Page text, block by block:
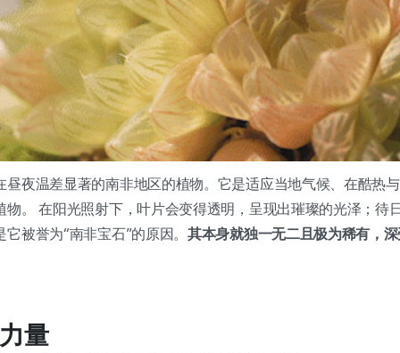
昼夜温差显著的南非地区的植物。它是适应当地气候、在酷热
物。 在阳光照射下，叶片会变得透明，呈现出璀璨的光泽；待
被誉为“南非宝石”的原因。 其本身就独一无二且极为稀有，
量